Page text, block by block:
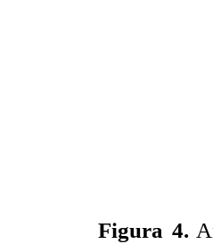
Figura 4.